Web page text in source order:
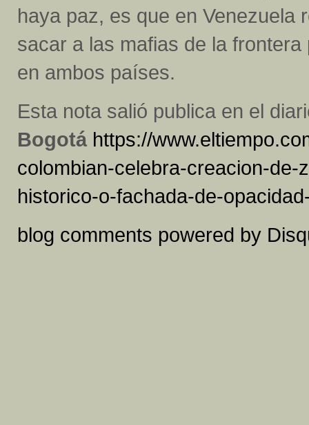
haya paz, es que en Venezuela
sacar a las mafias de la
en ambos países.
Esta nota salió publica en el
Bogotá https://
colombian-celebra-creacion-
historico-o-fachada-de-
blog comments powered by